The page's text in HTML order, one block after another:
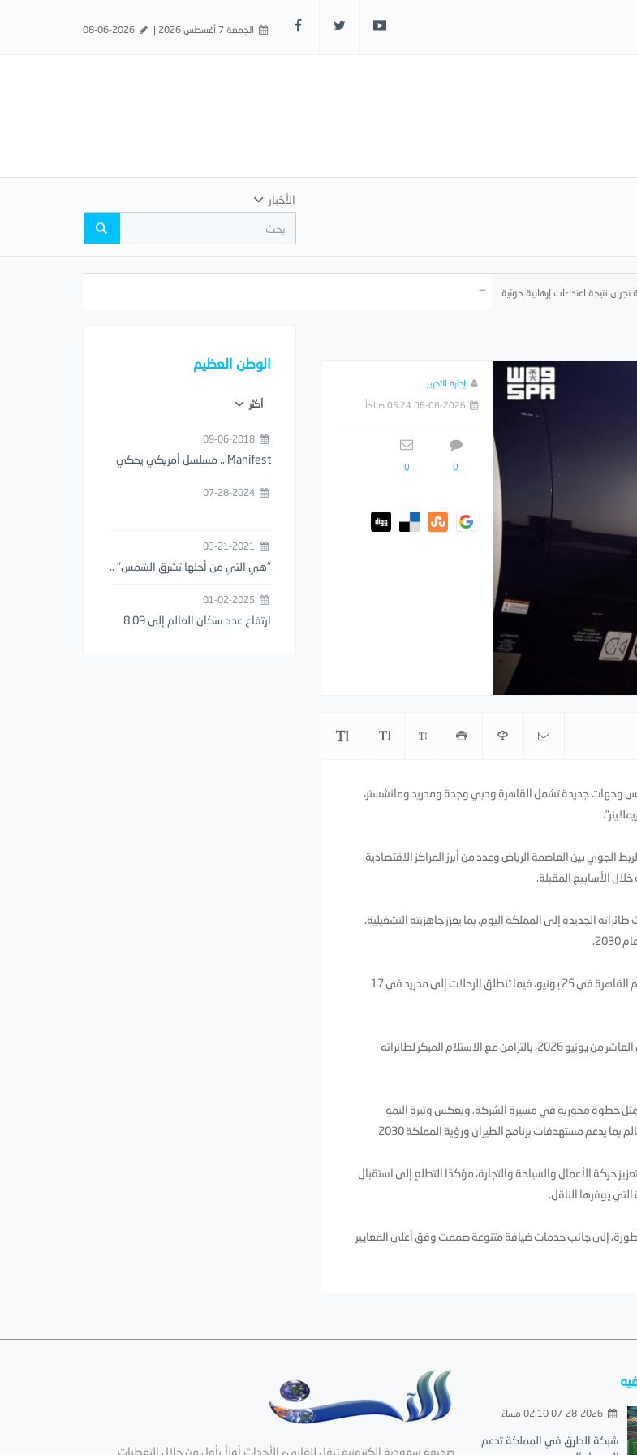
الجمعة 7 أغسطس 2026 |
الأخبار
إدارة التحرير
06-08-2026 05:24 صباحاً
0
0
وجهات جديدة تشمل القاهرة ودبي وجدة ومدريد ومانشستر،
الجوي بين العاصمة الرياض وعدد من أبرز المراكز الاقتصادية
الأسابيع المقبلة.
الجديدة إلى المملكة اليوم، بما يعزز جاهزيته التشغيلية،
ومن المقرر أن تبدأ رحلات إلى جدة في 14 يونيو الجاري، تليها دبي في 18 يونيو، ثم القاهرة في 25 يونيو، فيما تنطلق الرحلات إلى مدريد في 17
وأعلن طيران الرياض تقديم موعد رحلته الافتتاحية إلى لندن من الأول من يوليو إلى العاشر من يونيو 2026، بالتزامن مع الاستلام المبكر لطائراته
خطوة محورية في مسيرة الشركة، ويعكس وتيرة النمو
يدعم مستهدفات برنامج الطيران ورؤية المملكة 2030.
حركة الأعمال والسياحة والتجارة، مؤكدًا التطلع إلى استقبال
يوفرها الناقل.
إلى جانب خدمات ضيافة متنوعة صممت وفق أعلى المعايير
الوطن العظيم
أكثر
09-06-2018
‏Manifest .. مسلسل أمريكي يحكي
5 سنوات
07-28-2024
"هي التي من أجلها تشرق الشمس" ..
3000 آلاف سنة ..!
01-02-2025
ارتفاع عدد سكان العالم إلى 8.09
شبكة الطرق في المملكة تدعم
صحيفة سعودية إلكترونية تنقل للقاريء الأحداث أولاً بأول من خلال التغطيات